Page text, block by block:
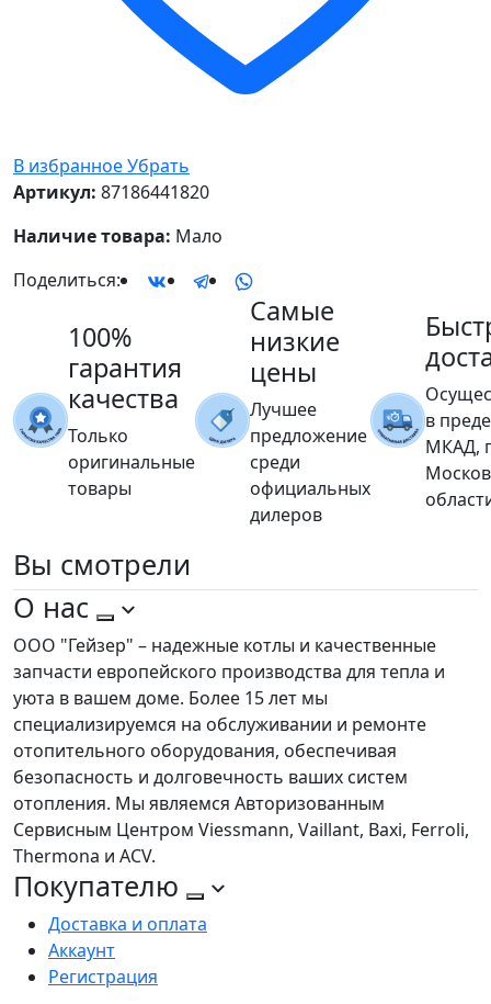
В избранноеУбрать
Артикул: 87186441820
Наличие товара: Мало
Поделиться:
100%
гарантия
качества
Только
оригинальные
товары
Самые
низкие
цены
Лучшее
предложение
среди
официальных
дилеров
в
МКАД,
Вы смотрели
О нас
ООО "Гейзер" – надежные котлы и качественные
запчасти европейского производства для тепла и
уюта в вашем доме. Более 15 лет мы
специализируемся на обслуживании и ремонте
отопительного оборудования, обеспечивая
безопасность и долговечность ваших систем
отопления. Мы являемся Авторизованным
Сервисным Центром Viessmann, Vaillant, Baxi, Ferroli,
Thermona и ACV.
Покупателю
Доставка и оплата
Аккаунт
Регистрация